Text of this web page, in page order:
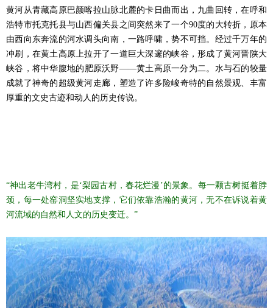
黄河从青藏高原巴颜喀拉山脉北麓的卡日曲而出，九曲回转，在呼和
浩特市托克托县与山西偏关县之间突然来了一个90度的大转折，原本
由西向东奔流的河水调头向南，一路呼啸，势不可挡。经过千万年的
冲刷，在黄土高原上拉开了一道巨大深邃的峡谷，形成了黄河晋陕大
峡谷，将中华腹地的肥原沃野——黄土高原一分为二。水与石的较量
成就了神奇的超级黄河走廊，塑造了许多险峻奇特的自然景观、丰富
厚重的文史古迹和动人的历史传说。
“神出老牛湾村，是‘梨园古村，春花烂漫’的景象。每一颗古树挺着脖
颈，每一处窑洞坚实地支撑，它们依靠浩瀚的黄河，无不在诉说着黄
河流域的自然和人文的历史变迁。”